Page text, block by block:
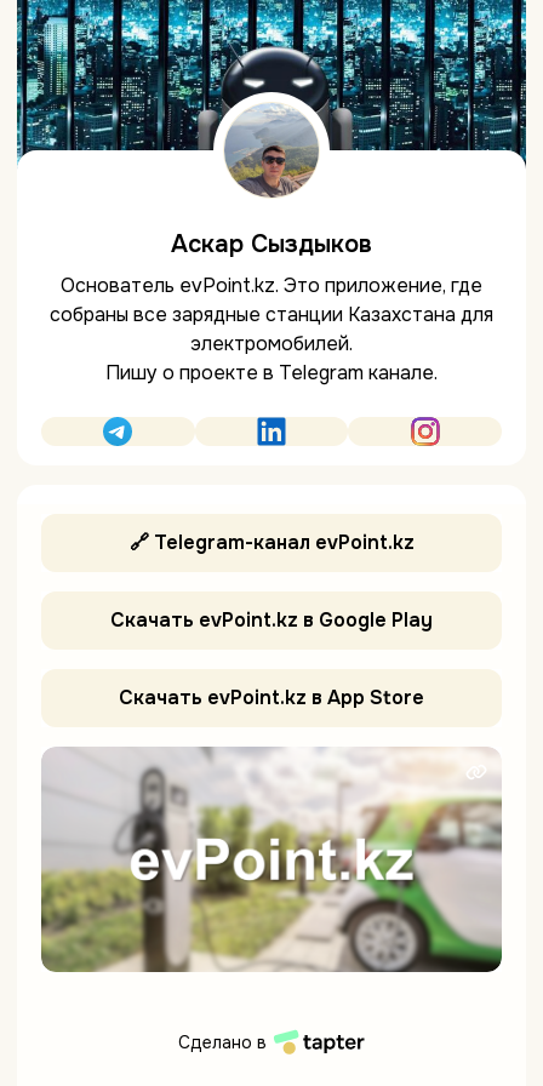
Аскар Сыздыков
Основатель evPoint.kz. Это приложение, где
собраны все зарядные станции Казахстана для
электромобилей.
Пишу о проекте в Telegram канале.
🔗 Telegram-канал evPoint.kz
Скачать evPoint.kz в Google Play
Скачать evPoint.kz в App Store
Сделано в